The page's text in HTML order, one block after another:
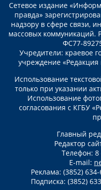
Сетевое издание
правда»
надзору в сфере связи,
массовых
ФС77-
Учредители: краевое
учреждение «Редакция
Использование
только при указании
Использование
согласования с КГБУ
Главный
Редактор
Телефон: 8
E-mail:
Реклама: (3852) 634-
Подписка: (3852)